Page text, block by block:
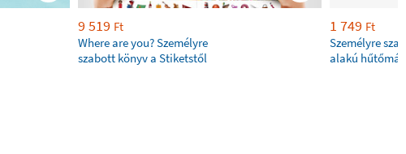
9 519 Ft
Where are you? Személyre
szabott könyv a Stiketstől
1 749 Ft
Személyre
alakú